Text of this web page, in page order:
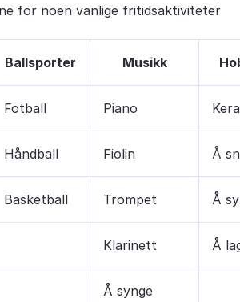
for noen vanlige fritidsaktiviteter
Ballsporter Musikk
Fotball Piano
Håndball Fiolin Å
Basketball Trompet Å sy
Klarinett Å
Å synge